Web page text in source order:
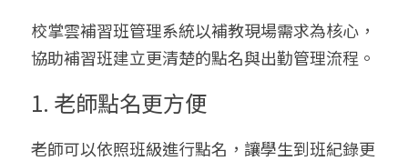
校掌雲補習班管理系統以補教現場需求為核心，
協助補習班建立更清楚的點名與出勤管理流程。
1. 老師點名更方便
老師可以依照班級進行點名，讓學生到班紀錄更